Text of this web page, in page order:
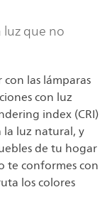
que no
las lámparas
con luz
index (CRI)
la luz natural, y
de tu hogar
te conformes con
los colores